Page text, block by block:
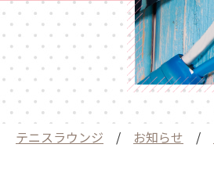
テニスラウンジ / お知らせ /